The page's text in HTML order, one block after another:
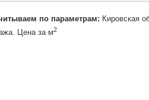
по параметрам: Кировская
Цена за м2